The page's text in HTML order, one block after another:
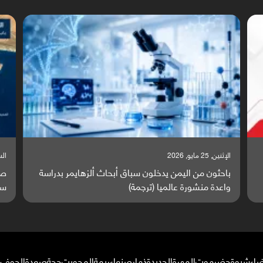
السبت, 23 مايو, 2026
صراع دولي يتصاعد قرب اليمن والبحر الأحمر يتحول إلى
ساحة مواجهة عالمية (ترجمة)